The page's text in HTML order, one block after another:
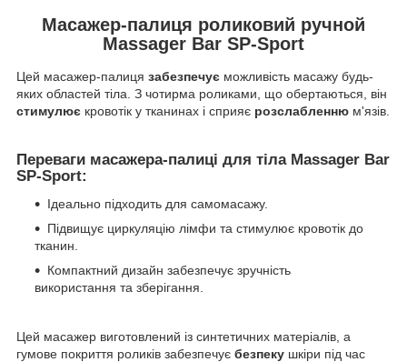
Масажер-палиця роликовий ручной
Massager Bar SP-Sport
Цей масажер-палиця забезпечує можливість масажу будь-
яких областей тіла. З чотирма роликами, що обертаються, він
стимулює кровотік у тканинах і сприяє розслабленню м'язів.
Переваги масажера-палиці для тіла Massager Bar
SP-Sport:
Ідеально підходить для самомасажу.
Підвищує циркуляцію лімфи та стимулює кровотік до
тканин.
Компактний дизайн забезпечує зручність
використання та зберігання.
Цей масажер виготовлений із синтетичних матеріалів, а
гумове покриття роликів забезпечує безпеку шкіри під час